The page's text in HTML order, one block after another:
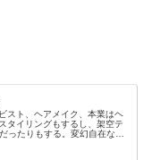
スト、ヘアメイク、本業はヘ
タイリングもするし、架空テ
ったりもする。変幻自在なた